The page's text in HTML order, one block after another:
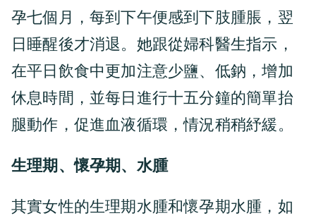
孕七個月，每到下午便感到下肢腫脹，翌
日睡醒後才消退。她跟從婦科醫生指示，
在平日飲食中更加注意少鹽、低鈉，增加
休息時間，並每日進行十五分鐘的簡單抬
腿動作，促進血液循環，情況稍稍紓緩。
生理期、懷孕期、水腫
其實女性的生理期水腫和懷孕期水腫，如